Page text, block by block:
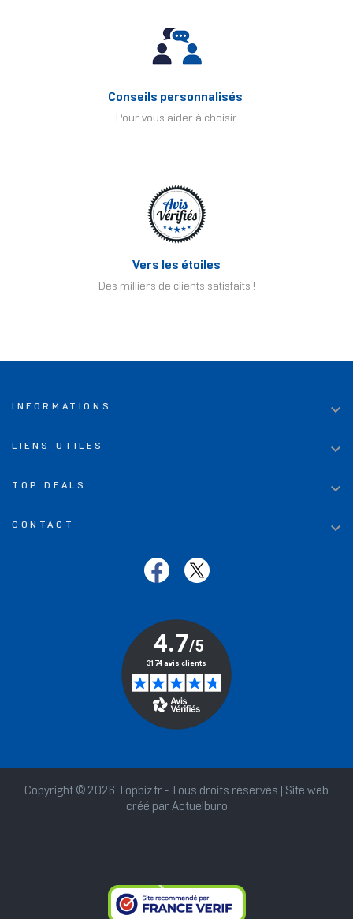
Conseils personnalisés
Pour vous aider à choisir
Vers les étoiles
Des milliers de clients satisfaits !
INFORMATIONS 
LIENS UTILES 
TOP DEALS 
CONTACT 
Copyright © 2026 Topbiz.fr - Tous droits réservés | Site web
créé par Actuelburo